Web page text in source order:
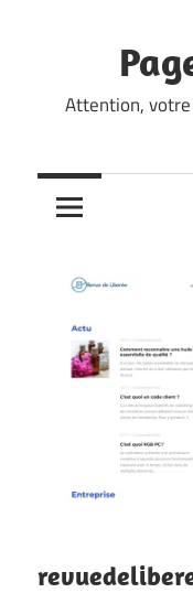
Attention,